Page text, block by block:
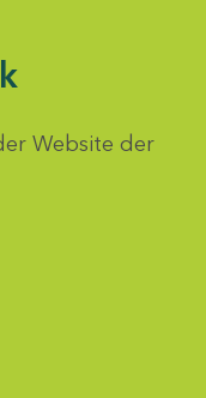
Website der
auswählen